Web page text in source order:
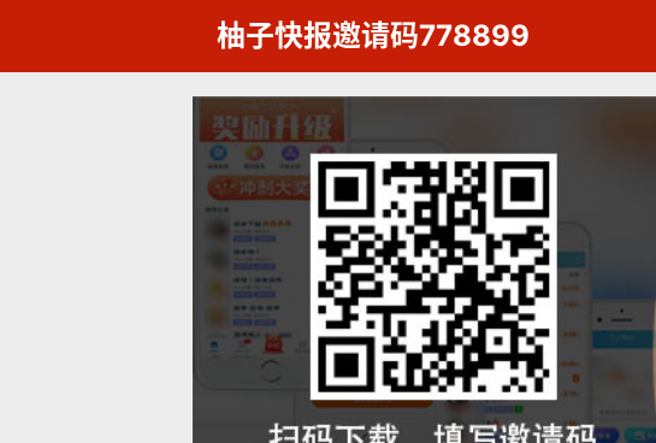
柚子快报邀请码778899